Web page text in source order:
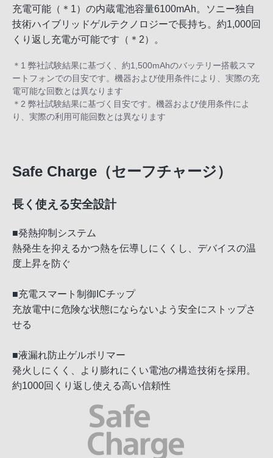
充電可能（＊1）の内蔵電池容量6100mAh。ソニー独自
技術ハイブリッドゲルテクノロジーで長持ち。約1,000回
くり返し充電が可能です（＊2）。
＊1 弊社試験結果に基づく、約1,500mAhのバッテリー搭載スマ
ートフォンでの目安です。機器および使用条件により、実際の充
電可能な回数とは異なります
＊2 弊社試験結果に基づく目安です。機器および使用条件によ
り、実際の利用可能回数とは異なります
Safe Charge（セーフチャージ）
長く使える安全設計
■発熱抑制システム
熱発生を抑えるかつ熱を伝導しにくくし、デバイスの温
度上昇を防ぐ
■充電スマート制御ICチップ
充放電中に危険な状態にならないよう安全にストップさ
せる
■液漏れ防止ゲルポリマー
発火しにくく、より膨れにくい電池の構造技術を採用。
約1000回くり返し使える高い信頼性